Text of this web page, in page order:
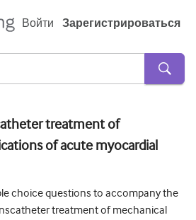
Войти Зарегистрироваться
помощь
treatment of
of acute myocardial
choice questions to accompany the
treatment of mechanical